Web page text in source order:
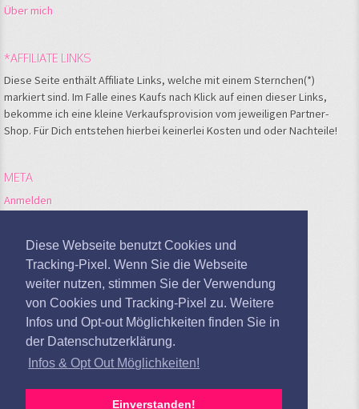
Diese Webseite benutzt Cookies und
Tracking-Pixel. Wenn Sie die Webseite
weiter nutzen, stimmen Sie der Verwendung
von Cookies und Tracking-Pixel zu. Weitere
Infos und Opt-out Möglichkeiten finden Sie in
der Datenschutzerklärung.
Infos & Opt Out Möglichkeiten!
Einverstanden!
Über mich
*AFFILIATE LINKS
Diese Seite enthält Affiliate Links, welche mit einem Sternchen(*)
markiert sind. Im Falle eines Kaufs nach Klick auf einen dieser Links,
bekomme ich eine kleine Verkaufsprovision vom jeweiligen Partner-
Shop. Für Dich entstehen hierbei keinerlei Kosten und oder Nachteile!
META
Anmelden
Kommentare-Feed
Google Analytics deaktivieren